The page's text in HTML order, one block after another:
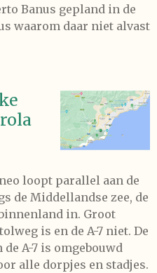
Banus gepland in de
waarom daar niet alvast
loopt parallel aan de
de Middellandse zee, de
in. Groot
is en de A-7 niet. De
A-7 is omgebouwd
alle dorpjes en stadjes.